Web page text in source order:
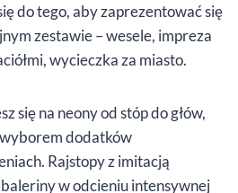
do tego, aby zaprezentować się
zestawie – wesele, impreza
wycieczka za miasto.
się na neony od stóp do głów,
dodatków
Rajstopy z imitacją
w odcieniu intensywnej